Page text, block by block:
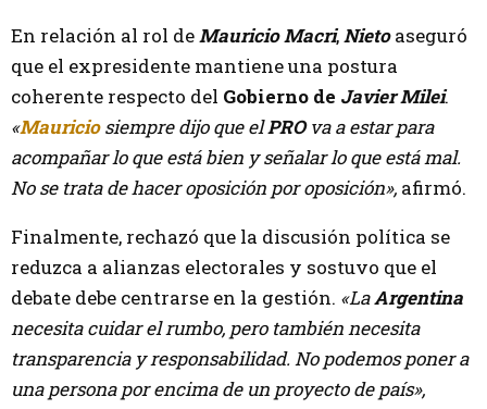
En relación al rol deMauricio Macri,Nietoaseguró
que el expresidente mantiene una postura
coherente respecto del Gobierno de Javier Milei.
«Mauriciosiempre dijo que elPROva a estar para
acompañar lo que está bien y señalar lo que está mal.
No se trata de hacer oposición por oposición», afirmó.
Finalmente, rechazó que la discusión política se
reduzca a alianzas electorales y sostuvo que el
debate debe centrarse en la gestión. «LaArgentina
necesita cuidar el rumbo, pero también necesita
transparencia y responsabilidad. No podemos poner a
una persona por encima de un proyecto de país»,